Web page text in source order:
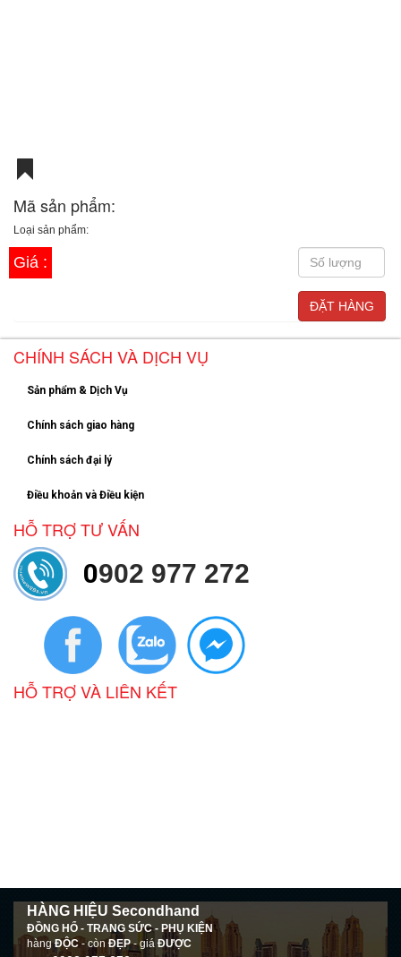
Mã sản phẩm:
Loại sản phẩm:
Giá :
CHÍNH SÁCH VÀ DỊCH VỤ
Sản phẩm & Dịch Vụ
Chính sách giao hàng
Chính sách đại lý
Điều khoản và Điều kiện
HỖ TRỢ TƯ VẤN
0902 977 272
HỖ TRỢ VÀ LIÊN KẾT
HÀNG HIỆU Secondhand
ĐỒNG HỔ - TRANG SỨC - PHỤ KIỆN
hàngĐỘC - còn ĐẸP- giá ĐƯỢC